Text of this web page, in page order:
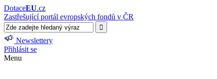
DotaceEU.cz
Zastřešující portál evropských fondů v ČR
Newslettery
Přihlásit se
Menu